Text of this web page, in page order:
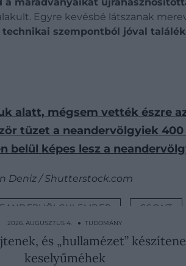
Egyre kevésbé látszanak
technikai szempontból jóval
alatt, mégsem vették észre
tüzet a neandervölgyiek 400
belül képes lesz a
Deniz / Shutterstock.com
EMBER CSONT
2026. AUGUSZTUS 4. ● TUDOMÁNY
és „hullamézet”
keselyűméhek